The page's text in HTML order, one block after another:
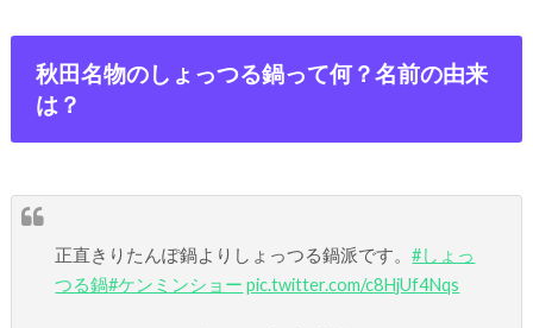
秋田名物のしょっつる鍋って何？名前の由来
は？
正直きりたんぽ鍋よりしょっつる鍋派です。#しょっ
つる鍋#ケンミンショー pic.twitter.com/c8HjUf4Nqs